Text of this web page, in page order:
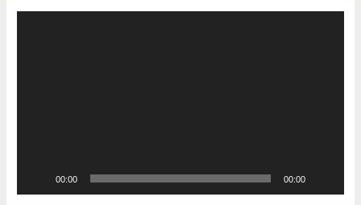
Video-
00:00 00:00